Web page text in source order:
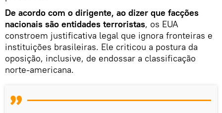
De acordo com o dirigente, ao dizer que facções
nacionais são entidades terroristas, os EUA
constroem justificativa legal que ignora fronteiras e
instituições brasileiras. Ele criticou a postura da
oposição, inclusive, de endossar a classificação
norte-americana.